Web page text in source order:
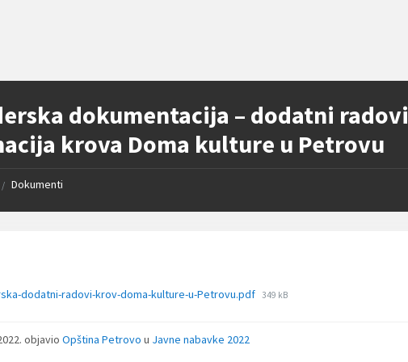
dokumentacija – dodatni radovi
krova Doma kulture u Petrovu
/ Dokumenti
dodatni-radovi-krov-doma-kulture-u-Petrovu.pdf File
349 kB
objavioOpština Petrovo u Javne nabavke 2022